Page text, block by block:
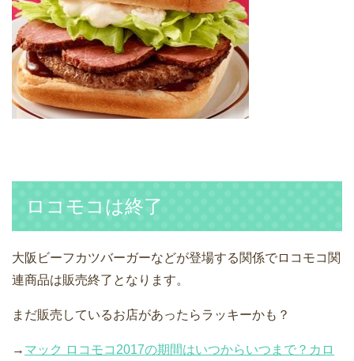
ロコモコは終了
大阪ビーフカツバーガーなどが登場する関係でロコモコ関
連商品は販売終了となります。
まだ販売しているお店があったらラッキーかも？
→ マック ロコモコ2017の期間はいつからいつまで？カロ